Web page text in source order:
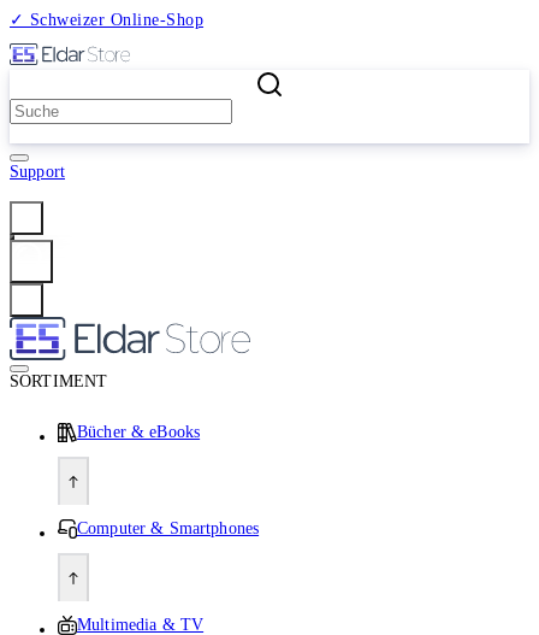
✓ Schweizer Online-Shop
Support
SORTIMENT
Bücher & eBooks
Computer & Smartphones
Multimedia & TV